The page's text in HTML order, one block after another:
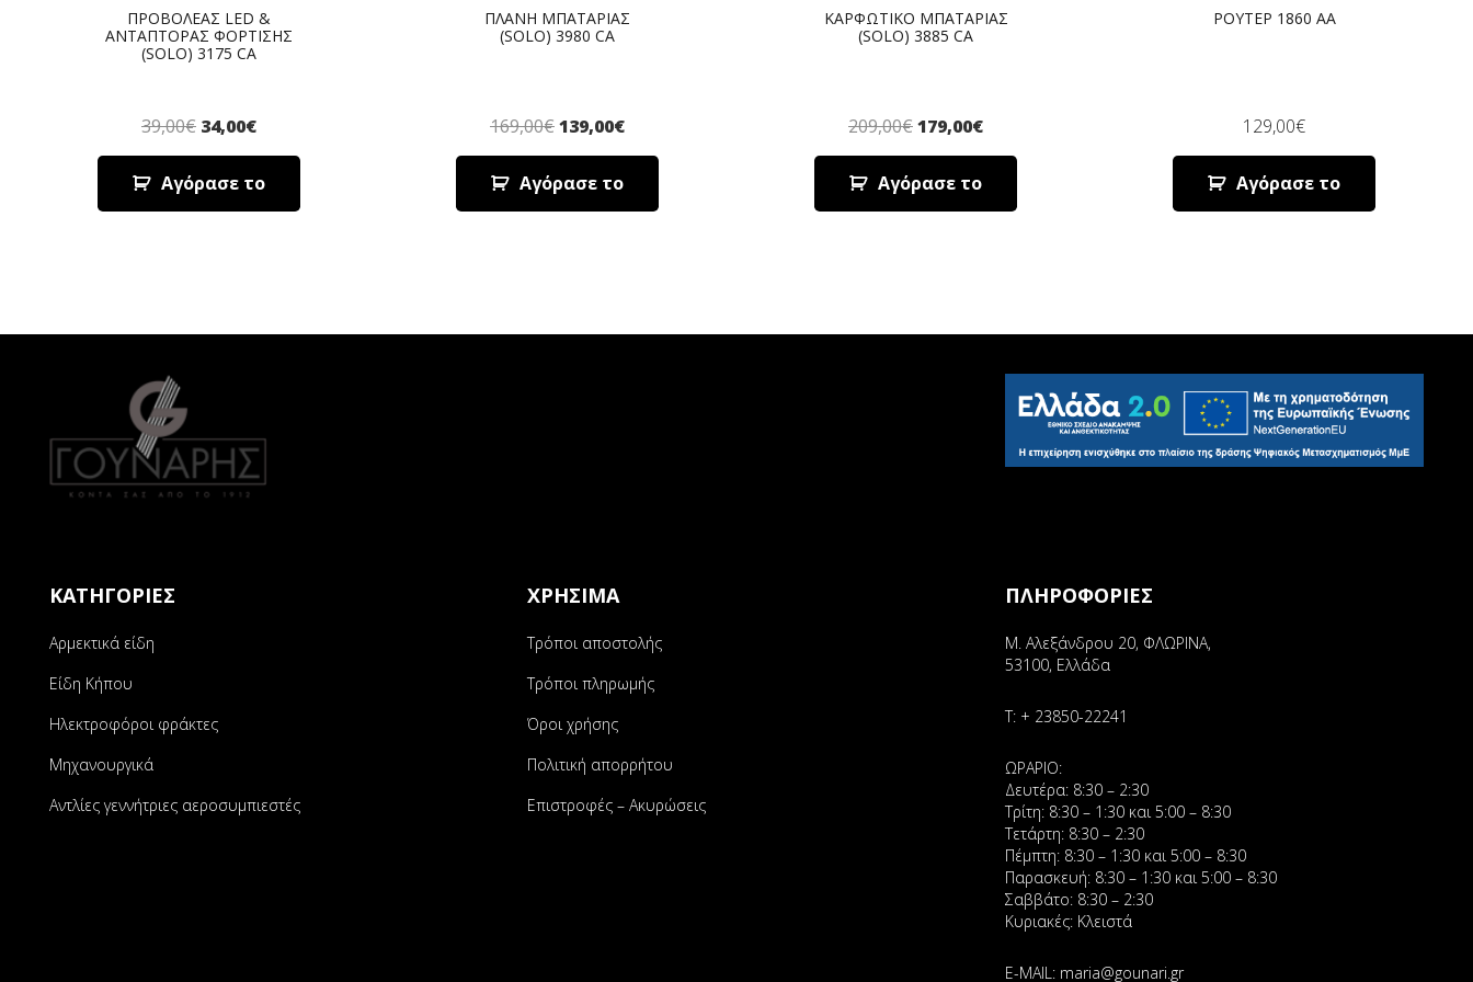
ΠΡΟΒΟΛΕΑΣ LED &
ΑΝΤΑΠΤΟΡΑΣ ΦΟΡΤΙΣΗΣ
(SOLO) 3175 CA
39,00€ 34,00€
Αγόρασε το
ΠΛΑΝΗ ΜΠΑΤΑΡΙΑΣ
(SOLO) 3980 CA
169,00€139,00€
Αγόρασε το
ΚΑΡΦΩΤΙΚΟ ΜΠΑΤΑΡΙΑΣ
(SOLO) 3885 CA
209,00€179,00€
Αγόρασε το
ΡΟΥΤΕΡ 1860 AA
129,00€
Αγόρασε το
ΚΑΤΗΓΟΡΙΕΣ
Αρμεκτικά είδη
Είδη Κήπου
Ηλεκτροφόροι φράκτες
Μηχανουργικά
Αντλίες γεννήτριες αεροσυμπιεστές
ΧΡΗΣΙΜΑ
Τρόποι αποστολής
Τρόποι πληρωμής
Όροι χρήσης
Πολιτική απορρήτου
Επιστροφές – Ακυρώσεις
ΠΛΗΡΟΦΟΡΙΕΣ
Μ. Αλεξάνδρου 20, ΦΛΩΡΙΝΑ,
53100, Ελλάδα
Τ: + 23850-22241
ΩΡΑΡΙΟ:
Δευτέρα: 8:30 – 2:30
Τρίτη: 8:30 – 1:30 και 5:00 – 8:30
Τετάρτη: 8:30 – 2:30
Πέμπτη: 8:30 – 1:30 και 5:00 – 8:30
Παρασκευή: 8:30 – 1:30 και 5:00 – 8:30
Σαββάτο: 8:30 – 2:30
Κυριακές: Κλειστά
E-MAIL: maria@gounari.gr